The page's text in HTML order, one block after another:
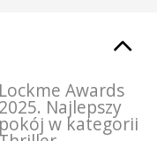
Lockme Awards
2025. Najlepszy
pokój w kategorii